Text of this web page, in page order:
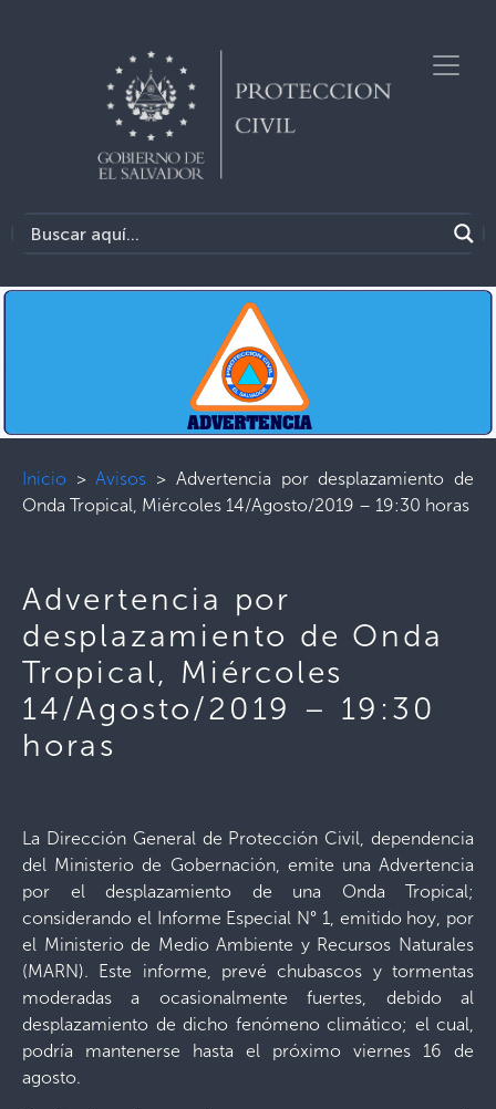
Inicio >Avisos > Advertencia por desplazamiento de
Onda Tropical, Miércoles 14/Agosto/2019 – 19:30 horas
Advertencia por
desplazamiento de Onda
Tropical, Miércoles
14/Agosto/2019 – 19:30
horas
La Dirección General de Protección Civil, dependencia
del Ministerio de Gobernación, emite una Advertencia
por el desplazamiento de una Onda Tropical;
considerando el Informe Especial N° 1, emitido hoy, por
el Ministerio de Medio Ambiente y Recursos Naturales
(MARN). Este informe, prevé chubascos y tormentas
moderadas a ocasionalmente fuertes, debido al
desplazamiento de dicho fenómeno climático; el cual,
podría mantenerse hasta el próximo viernes 16 de
agosto.